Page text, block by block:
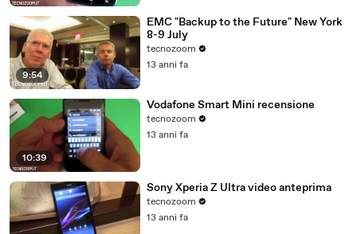
9:54
EMC "Backup to the Future" New York
8-9 July
tecnozoom
13 anni fa
10:39
Vodafone Smart Mini recensione
tecnozoom
13 anni fa
Sony Xperia Z Ultra video anteprima
tecnozoom
13 anni fa